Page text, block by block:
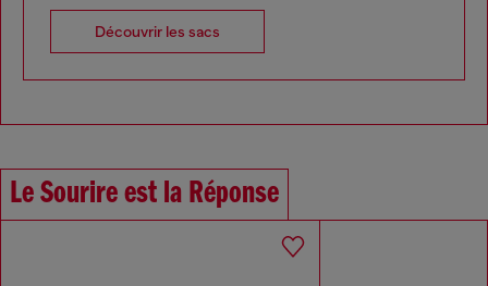
Découvrir les sacs
Le Sourire est la Réponse